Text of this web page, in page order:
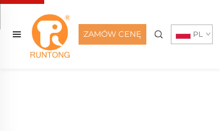
ZAMÓW CENĘ PL